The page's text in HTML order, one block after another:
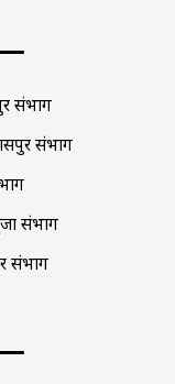
संभाग
संभाग
संभाग
संभाग